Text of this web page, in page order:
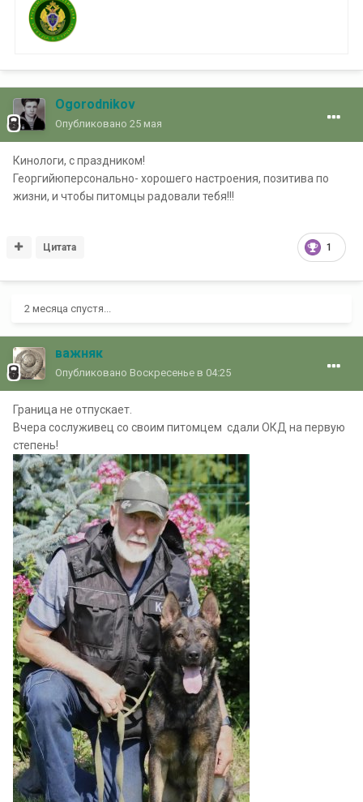
Ogorodnikov
Опубликовано 25 мая
Кинологи, с праздником!
Георгийюперсонально- хорошего настроения, позитива по
жизни, и чтобы питомцы радовали тебя!!!
1
Цитата
2 месяца спустя...
важняк
Опубликовано Воскресенье в 04:25
Граница не отпускает.
Вчера сослуживец со своим питомцем сдали ОКД на первую
степень!